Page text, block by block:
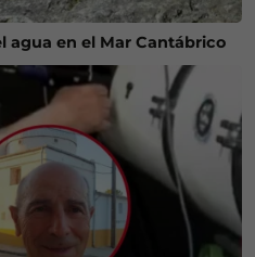
agua en el Mar Cantábrico